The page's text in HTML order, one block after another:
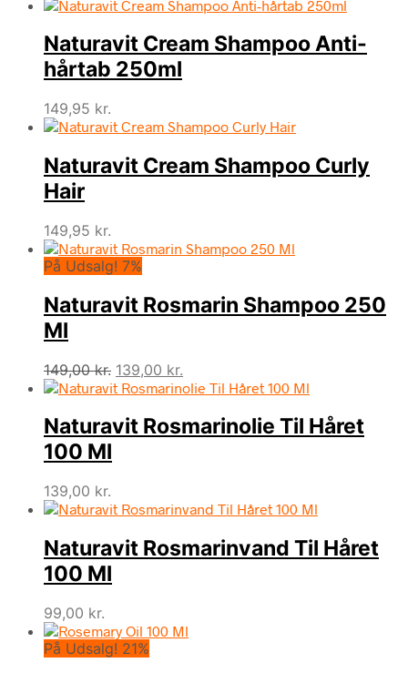
Naturavit Cream Shampoo Anti-
hårtab 250ml
149,95 kr.
Naturavit Cream Shampoo Curly
Hair
149,95 kr.
På Udsalg! 7%
Naturavit Rosmarin Shampoo 250
Ml
149,00kr. Den
oprindelige
var:
149,00 kr..
139,00 kr.
aktuelle
er:
139,00 kr..
Naturavit Rosmarinolie Til Håret
100 Ml
139,00 kr.
Naturavit Rosmarinvand Til Håret
100 Ml
99,00 kr.
På Udsalg! 21%